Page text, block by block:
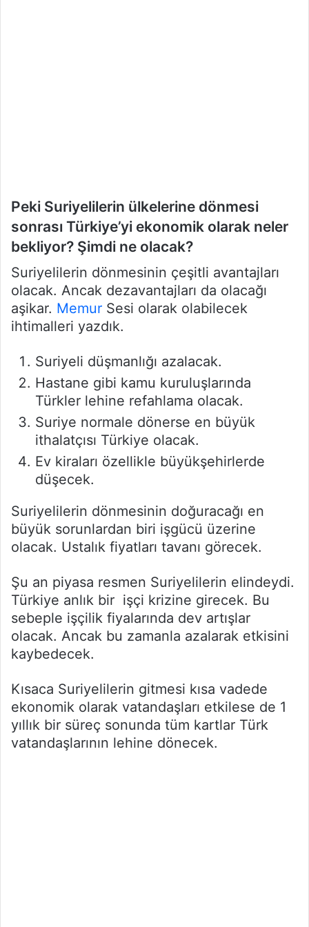
Peki Suriyelilerin ülkelerine dönmesi
sonrası Türkiye’yi ekonomik olarak neler
bekliyor? Şimdi ne olacak?
Suriyelilerin dönmesinin çeşitli avantajları
olacak. Ancak dezavantajları da olacağı
aşikar. Memur Sesi olarak olabilecek
ihtimalleri yazdık.
Suriyeli düşmanlığı azalacak.
Hastane gibi kamu kuruluşlarında
Türkler lehine refahlama olacak.
Suriye normale dönerse en büyük
ithalatçısı Türkiye olacak.
Ev kiraları özellikle büyükşehirlerde
düşecek.
Suriyelilerin dönmesinin doğuracağı en
büyük sorunlardan biri işgücü üzerine
olacak. Ustalık fiyatları tavanı görecek.
Şu an piyasa resmen Suriyelilerin elindeydi.
Türkiye anlık bir işçi krizine girecek. Bu
sebeple işçilik fiyalarında dev artışlar
olacak. Ancak bu zamanla azalarak etkisini
kaybedecek.
Kısaca Suriyelilerin gitmesi kısa vadede
ekonomik olarak vatandaşları etkilese de 1
yıllık bir süreç sonunda tüm kartlar Türk
vatandaşlarının lehine dönecek.